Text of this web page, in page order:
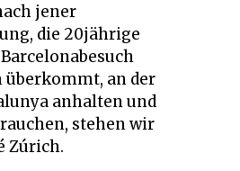
jener
die 20jährige
überkommt, an der
anhalten und
stehen wir
Zúrich.